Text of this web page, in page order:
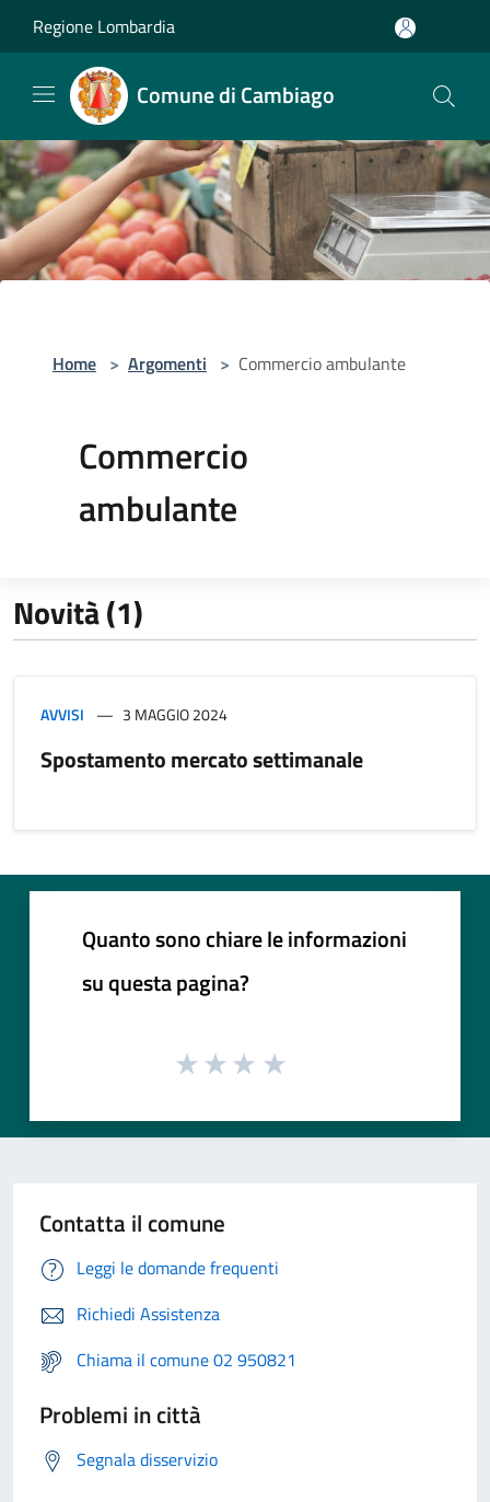
Regione Lombardia
Comune di Cambiago
Home > Argomenti > Commercio ambulante
Commercio
ambulante
Novità (1)
AVVISI 3 MAGGIO 2024
Spostamento mercato settimanale
Quanto sono chiare le informazioni
su questa pagina?
Contatta il comune
Leggi le domande frequenti
Richiedi Assistenza
Chiama il comune 02 950821
Problemi in città
Segnala disservizio